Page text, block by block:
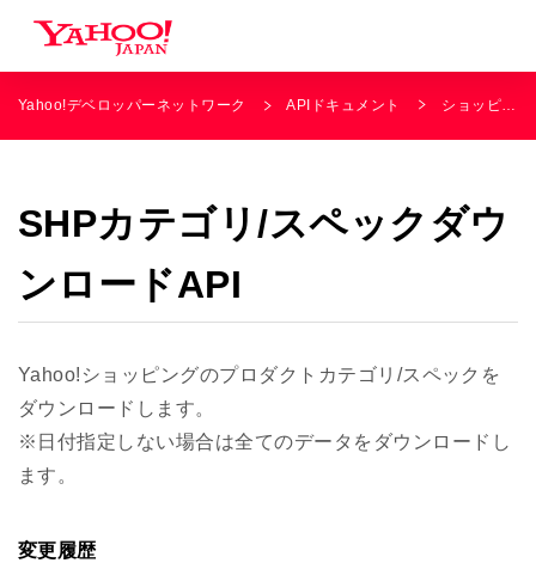
Yahoo!デベロッパーネットワーク APIドキュメント ショッピング
SHPカテゴリ/スペックダウ
ンロードAPI
Yahoo!ショッピングのプロダクトカテゴリ/スペックを
ダウンロードします。
※日付指定しない場合は全てのデータをダウンロードし
ます。
変更履歴